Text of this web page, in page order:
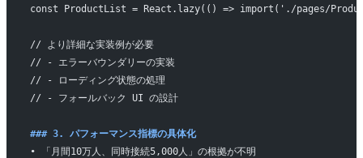
const ProductList = React.lazy(() => import('./pages/
// より詳細な実装例が必要
// - エラーバウンダリーの実装
// - ローディング状態の処理
// - フォールバック UI の設計
### 3. パフォーマンス指標の具体化
• 「月間10万人、同時接続5,000人」の根拠が不明